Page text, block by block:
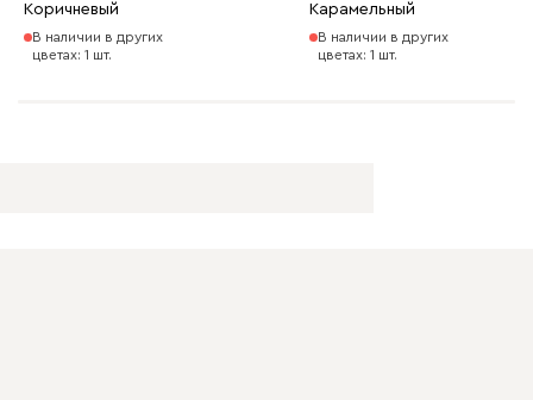
Коричневый
В наличии в других
цветах: 1 шт.
Карамельный
В наличии в других
цветах: 1 шт.